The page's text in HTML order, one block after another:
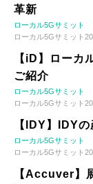
革新
ローカル5Gサミット
ローカル5Gサミット
【iD】ローカ
ご紹介
ローカル5Gサミット
ローカル5Gサミット
【IDY】IDY
ローカル5Gサミット
ローカル5Gサミット
【Accuver】